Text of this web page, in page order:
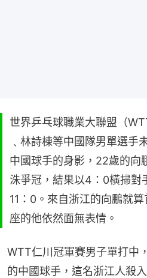
世界乒乓球職業大聯盟（
﹑林詩棟等中國隊男單選手
中國球手的身影，22歲的向
洙爭冠，結果以4：0橫掃對
11：0。來自浙江的向鵬就
座的他依然面無表情。
WTT仁川冠軍賽男子單打中
的中國球手，這名浙江人殺